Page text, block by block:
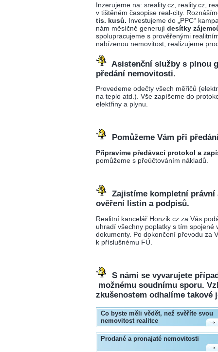
Inzerujeme na: sreality.cz, reality.cz,
v tištěném časopise real-city.
tis. kusů. Investujeme do „PPC“
nám měsíčně generují desítky
spolupracujeme s prověřenými
nabízenou nemovitost, realizujeme
Asistenční služby s plnou
předání nemovitosti.
Provedeme odečty všech měřičů
na teplo atd.). Vše zapíšeme do
elektřiny a plynu.
Pomůžeme Vám při
Připravíme předávací protokol a
pomůžeme s přeúčtováním nákladů.
Zajistíme kompletní právní
ověření listin a podpisů.
Realitní kancelář Honzik.cz za Vás
uhradí všechny poplatky s tím spojené
dokumenty. Po dokončení převodu za
k příslušnému FÚ.
S námi se vyvarujete
možnému soudnímu sporu.
zkušenostem odhalíme takové
Co byste měli vědět, než svěříte svou
nemovitost realitce
Prodané a pronajaté nemovitosti